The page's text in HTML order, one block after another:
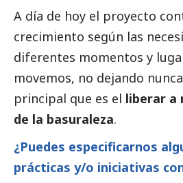
A día de hoy el proyecto
crecimiento según las
diferentes momentos y
movemos, no dejando
principal que es el liberar a
de la basuraleza.
¿Puedes especificarnos
prácticas y/o iniciativas